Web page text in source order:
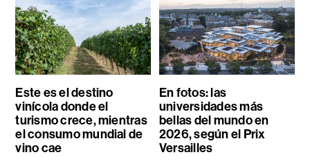
Este es el destino
vinícola donde el
turismo crece, mientras
el consumo mundial de
vino cae
En fotos: las
universidades más
bellas del mundo en
2026, según el Prix
Versailles